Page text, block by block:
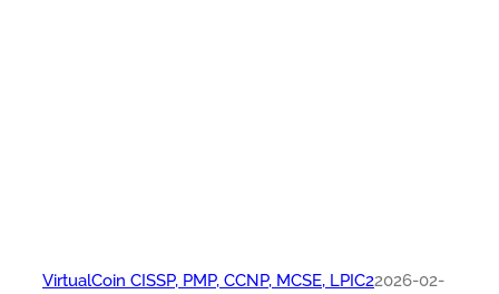
VirtualCoin CISSP, PMP, CCNP, MCSE, LPIC22026-02-